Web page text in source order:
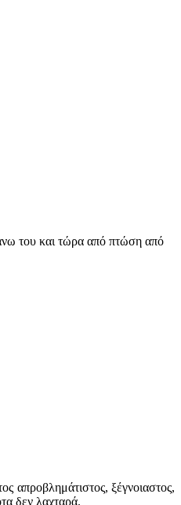
του και τώρα από πτώση από
απροβλημάτιστος, ξέγνοιαστος,
δεν λαχταρά.